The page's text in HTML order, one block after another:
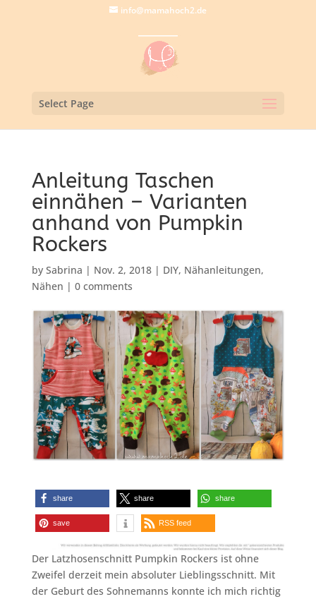
info@mamahoch2.de
Select Page
Anleitung Taschen
einnähen – Varianten
anhand von Pumpkin
Rockers
by Sabrina | Nov. 2, 2018| DIY, Nähanleitungen,
Nähen | 0 comments
share share share
save RSS feed
Der Latzhosenschnitt Pumpkin Rockers ist ohne
Zweifel derzeit mein absoluter Lieblingsschnitt. Mit
der Geburt des Sohnemanns konnte ich mich richtig